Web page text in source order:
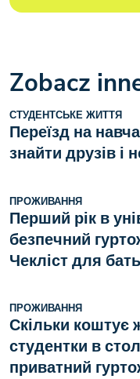
Zobacz
СТУДЕНТСЬКЕ ЖИТТЯ
Переїзд на
знайти друзів і
ПРОЖИВАННЯ
Перший рік в
безпечний
Чекліст для
ПРОЖИВАННЯ
Скільки коштує
студентки в
приватний